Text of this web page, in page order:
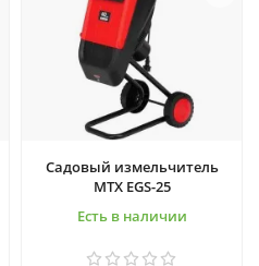
Садовый измельчитель
MTX EGS-25
Есть в наличии